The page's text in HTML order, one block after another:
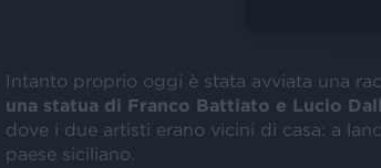
Intanto proprio oggi è stata avviata una
una statua di Franco Battiato e Lucio
dove i due artisti erano vicini di casa: a
paese siciliano.